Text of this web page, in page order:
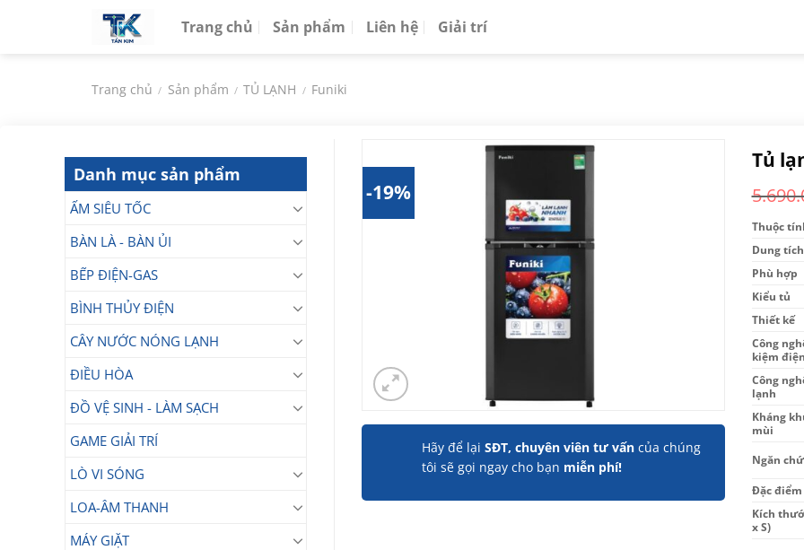
Trang chủ Sản phẩm Liên hệ Giải trí
Trang chủ / Sản phẩm / TỦ LẠNH / Funiki
Danh mục sản phẩm
ẤM SIÊU TỐC
BÀN LÀ - BÀN ỦI
BẾP ĐIỆN-GAS
BÌNH THỦY ĐIỆN
CÂY NƯỚC NÓNG LẠNH
ĐIỀU HÒA
ĐỒ VỆ SINH - LÀM SẠCH
GAME GIẢI TRÍ
LÒ VI SÓNG
LOA-ÂM THANH
MÁY GIẶT
-19%
Hãy để lại SĐT, chuyên viên tư vấn của chúng
tôi sẽ gọi ngay cho bạn miễn phí!
Tủ
Thuộc
Dung
Phù hợp
Kiểu tủ
Thiết kế
Công
kiệm điện
Công
lạnh
Kháng
mùi
Ngăn
Đặc điểm
Kích
x S)